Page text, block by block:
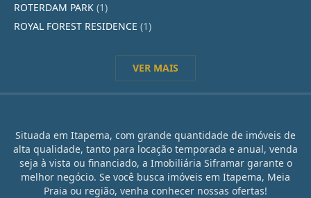
ROTERDAM PARK (1)
ROYAL FOREST RESIDENCE (1)
VER MAIS
Situada em Itapema, com grande quantidade de imóveis de
alta qualidade, tanto para locação temporada e anual, venda
seja à vista ou financiado, a Imobiliária Siframar garante o
melhor negócio. Se você busca imóveis em Itapema, Meia
Praia ou região, venha conhecer nossas ofertas!